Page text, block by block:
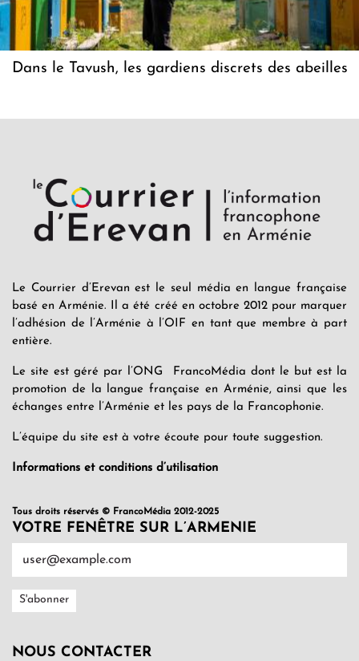
Dans le Tavush, les gardiens discrets des abeilles
Le Courrier d’Erevan est le seul média en langue française
basé en Arménie. Il a été créé en octobre 2012 pour marquer
l’adhésion de l’Arménie à l’OIF en tant que membre à part
entière.
Le site est géré par l’ONG FrancoMédia dont le but est la
promotion de la langue française en Arménie, ainsi que les
échanges entre l’Arménie et les pays de la Francophonie.
L’équipe du site est à votre écoute pour toute suggestion.
Informations et conditions d’utilisation
Tous droits réservés © FrancoMédia 2012-2025
VOTRE FENÊTRE SUR L’ARMENIE
NOUS CONTACTER